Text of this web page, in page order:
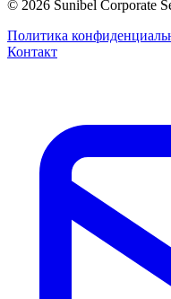
© 2026 Sunibel Corporate
Политика
Контакт